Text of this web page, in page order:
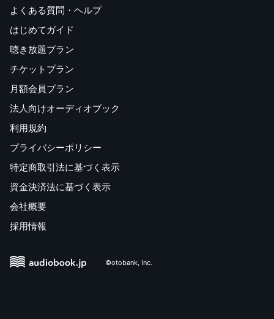
よくある質問・ヘルプ
はじめてガイド
聴き放題プラン
チケットプラン
月額会員プラン
法人向けオーディオブック
利用規約
プライバシーポリシー
特定商取引法に基づく表示
資金決済法に基づく表示
会社概要
採用情報
©otobank, Inc.